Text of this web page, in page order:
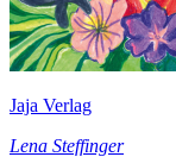
Jaja Verlag
Lena Steffinger